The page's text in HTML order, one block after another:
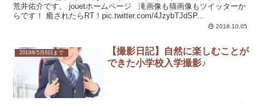
荒井佑介です。 jouetホームページ 滝画像も猫画像もツイッターか
らです！ 癒されたらRT！pic.twitter.com/4JzybTJdSP...
2018.10.05
2019年5月6日まで
【撮影日記】自然に楽しむことが
できた小学校入学撮影♪